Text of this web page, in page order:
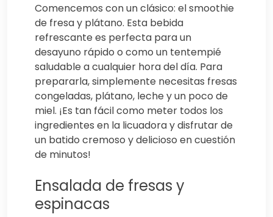
Comencemos con un clásico: el smoothie
de fresa y plátano. Esta bebida
refrescante es perfecta para un
desayuno rápido o como un tentempié
saludable a cualquier hora del día. Para
prepararla, simplemente necesitas fresas
congeladas, plátano, leche y un poco de
miel. ¡Es tan fácil como meter todos los
ingredientes en la licuadora y disfrutar de
un batido cremoso y delicioso en cuestión
de minutos!
Ensalada de fresas y
espinacas